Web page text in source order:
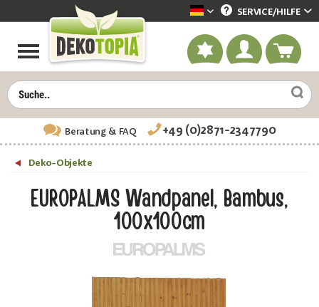
Dekotopia deutsch
SERVICE/HILFE
Beratung& FAQ +49 (0)2871-2347790
Deko-Objekte
EUROPALMS Wandpanel, Bambus,
100x100cm